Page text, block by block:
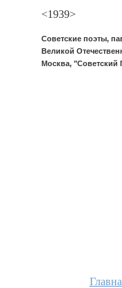
<1939>
Советские поэты,
Великой
Москва, "Советский